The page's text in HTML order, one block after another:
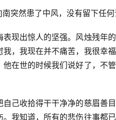
突然患了中风，没有留下任何
现出惊人的坚强。风烛残年
，我现在并不痛苦，我很幸
在世的时候我们说好了，不
己收拾得干干净净的慈眉善
我知道，所有的悲伤往事都